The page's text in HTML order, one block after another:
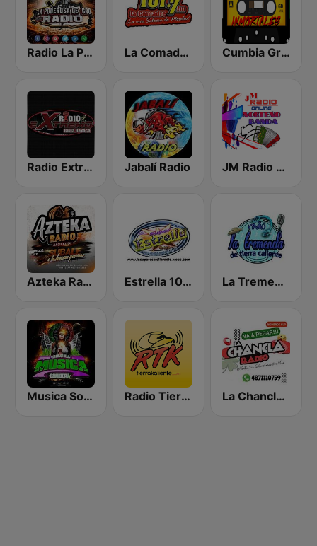
Radio La Poderosa De Gro La Comadre 101.7 Cumbia Gruperas exitos inmortales Radio
Radio Extremo Guila Oaxaca Jabalí Radio JM Radio Norteño Banda
Azteka Radio Estrella 100 Cumbia Sonidera La Tremenda de Tierra Caliente
Musica Sonidera Radio Tierra Kaliente La Chancla Radio